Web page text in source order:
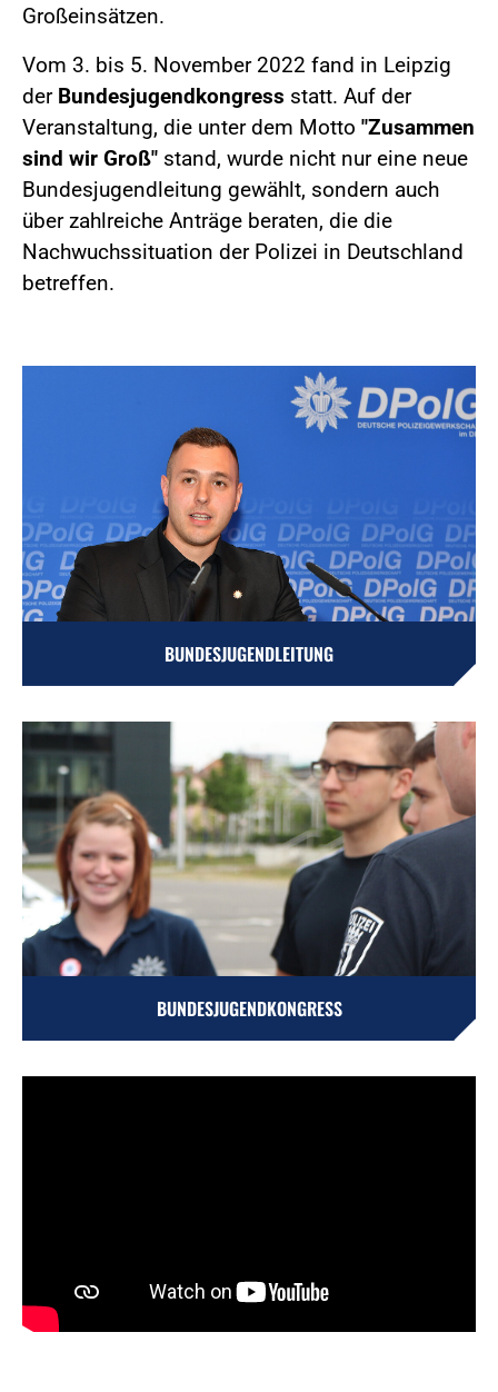
Großeinsätzen.
Vom 3. bis 5. November 2022 fand in Leipzig
der Bundesjugendkongress statt. Auf der
Veranstaltung, die unter dem Motto "Zusammen
sind wir Groß" stand, wurde nicht nur eine neue
Bundesjugendleitung gewählt, sondern auch
über zahlreiche Anträge beraten, die die
Nachwuchssituation der Polizei in Deutschland
betreffen.
BUNDESJUGENDLEITUNG
BUNDESJUGENDKONGRESS